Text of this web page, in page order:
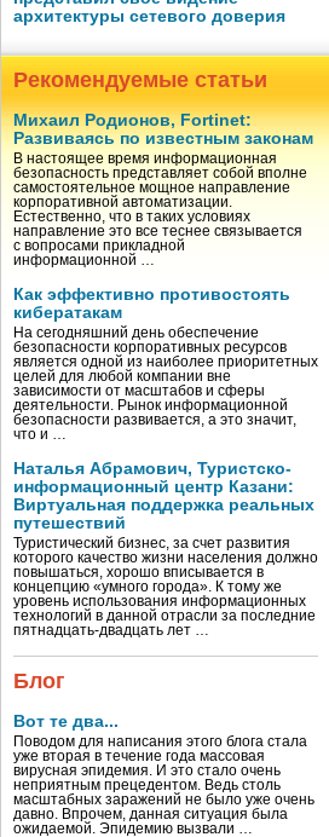
архитектуры сетевого доверия
Рекомендуемые статьи
Михаил Родионов, Fortinet:
Развиваясь по известным законам
В настоящее время информационная
безопасность представляет собой вполне
самостоятельное мощное направление
корпоративной автоматизации.
Естественно, что в таких условиях
направление это все теснее связывается
с вопросами прикладной
информационной …
Как эффективно противостоять
кибератакам
На сегодняшний день обеспечение
безопасности корпоративных ресурсов
является одной из наиболее приоритетных
целей для любой компании вне
зависимости от масштабов и сферы
деятельности. Рынок информационной
безопасности развивается, а это значит,
что и …
Наталья Абрамович, Туристско-
информационный центр Казани:
Виртуальная поддержка реальных
путешествий
Туристический бизнес, за счет развития
которого качество жизни населения должно
повышаться, хорошо вписывается в
концепцию «умного города». К тому же
уровень использования информационных
технологий в данной отрасли за последние
пятнадцать-двадцать лет …
Блог
Вот те два...
Поводом для написания этого блога стала
уже вторая в течение года массовая
вирусная эпидемия. И это стало очень
неприятным прецедентом. Ведь столь
масштабных заражений не было уже очень
давно. Впрочем, данная ситуация была
ожидаемой. Эпидемию вызвали …